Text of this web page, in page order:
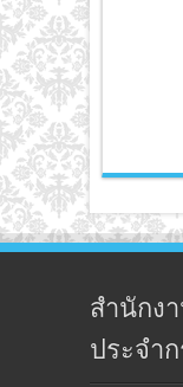
สำนักง
ประจำ